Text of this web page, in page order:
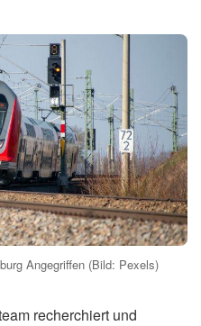
Angegriffen (Bild: Pexels)
recherchiert und